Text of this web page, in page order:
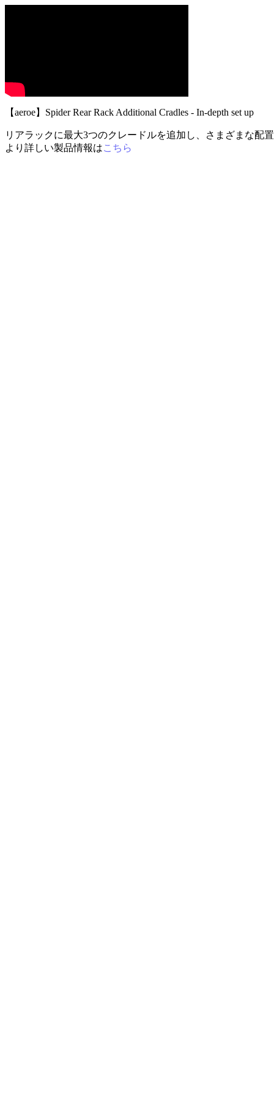
【aeroe】Spider Rear Rack Additional Cradles - In-depth set up
リアラックに最大3つのクレードルを追加し、さまざまな配
より詳しい製品情報はこちら